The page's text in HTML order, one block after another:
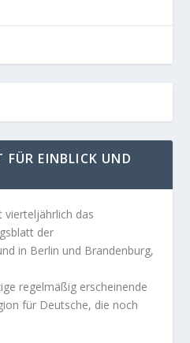
FÜR EINBLICK UND
vierteljährlich das
der
in Berlin und Brandenburg,
regelmäßig erscheinende
für Deutsche, die noch